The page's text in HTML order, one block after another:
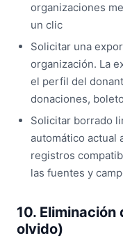
organizaciones
un clic
Solicitar una
organización. La
el perfil del
donaciones,
Solicitar borrado
automático actual
registros
las fuentes y
10.
olvido)